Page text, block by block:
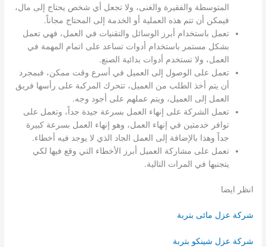
المتوسطة والفقيرة والغنى، ولا تجعل أي شخص يحتاج إلى مال،
فيمكن أن تتم هذه العملية أو الخدمة إلى المحتاج مجاناً.
تعمل باستخدام أبرز الوسائل والتقنيات في العمل، فهي تعمل
بشكل مستمر باستخدام أدوات تساعد على اتمام المهمة في
العمل، ولا تستخدم أدوات بدائية الصنع.
تعمل على الوصول إلى العميل في أسرع وقت ممكن، فبمجرد
أن يتم أخذ الطلب من العميل، تتحرك المركبة على رأسها فريق
العمل إلى العميل، ويتم عملهم على أجود وجه.
تعمل الشركة على إنهاء العمل بسرعة جيدة جداً، وتعمل على
توافر خدمتين في إنهاء العمل، وهو إنهاء العمل بسرعة كبيرة
جداً وهذا بالإضافة إلى العمل الجاد الذي لا يوجد فيه أخطاء.
تعمل على مشاركة العميل أبرز الأخطاء التي وقع فيها لكي
يتجنبها في المرات التالية.
انظر ايضا
شركة عزل مائى بتربة
شركة عزل شينكو بتربة